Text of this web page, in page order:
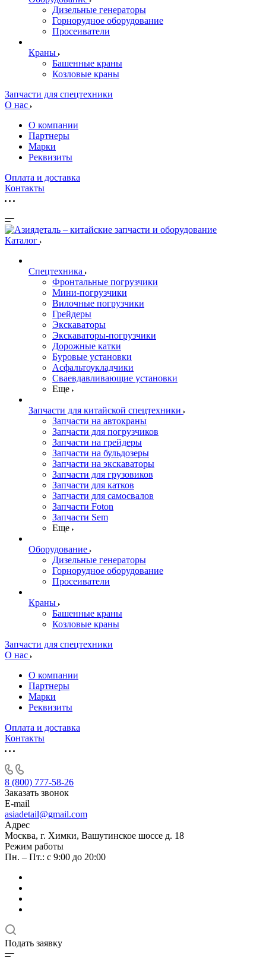
Дизельные генераторы
Горнорудное оборудование
Просеиватели
Краны
Башенные краны
Козловые краны
Запчасти для спецтехники
О нас
О компании
Партнеры
Марки
Реквизиты
Оплата и доставка
Контакты
Каталог
Спецтехника
Фронтальные погрузчики
Мини-погрузчики
Вилочные погрузчики
Грейдеры
Экскаваторы
Экскаваторы-погрузчики
Дорожные катки
Буровые установки
Асфальтоукладчики
Сваевдавливающие установки
Еще
Запчасти для китайской спецтехники
Запчасти на автокраны
Запчасти для погрузчиков
Запчасти на грейдеры
Запчасти на бульдозеры
Запчасти на экскаваторы
Запчасти для грузовиков
Запчасти для катков
Запчасти для самосвалов
Запчасти Foton
Запчасти Sem
Еще
Оборудование
Дизельные генераторы
Горнорудное оборудование
Просеиватели
Краны
Башенные краны
Козловые краны
Запчасти для спецтехники
О нас
О компании
Партнеры
Марки
Реквизиты
Оплата и доставка
Контакты
8 (800) 777-58-26
Заказать звонок
E-mail
asiadetail@gmail.com
Адрес
Москва, г. Химки, Вашутинское шоссе д. 18
Режим работы
Пн. – Пт.: с 9:00 до 20:00
Подать заявку